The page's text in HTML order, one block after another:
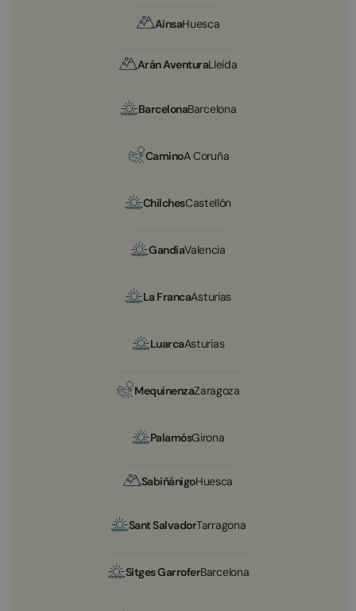
AínsaHuesca
Arán AventuraLleida
BarcelonaBarcelona
CaminoA Coruña
ChilchesCastellón
GandíaValencia
La FrancaAsturias
LuarcaAsturias
MequinenzaZaragoza
PalamósGirona
SabiñánigoHuesca
Sant SalvadorTarragona
Sitges GarroferBarcelona